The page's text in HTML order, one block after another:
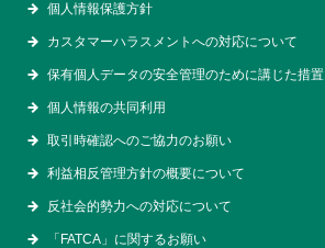
個人情報保護方針
カスタマーハラスメントへの対応について
保有個人データの安全管理のために講じた措
個人情報の共同利用
取引時確認へのご協力のお願い
利益相反管理方針の概要について
反社会的勢力への対応について
「FATCA」に関するお願い